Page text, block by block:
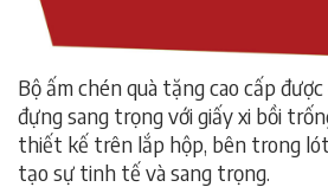
Bộ ấm chén quà tặng cao cấp
đựng sang trọng với giấy xi bồi
thiết kế trên lắp hộp, bên trong
tạo sự tinh tế và sang trọng.